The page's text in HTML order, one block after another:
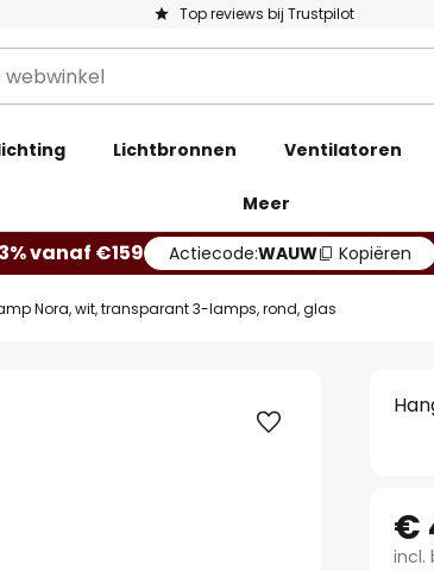
Top reviews bij Trustpilot
Lichtbronnen Ventilatoren
Meer
vanaf €159 Actiecode:WAUW Kopiëren
Nora, wit, transparant 3-lamps, rond, glas
€
incl.